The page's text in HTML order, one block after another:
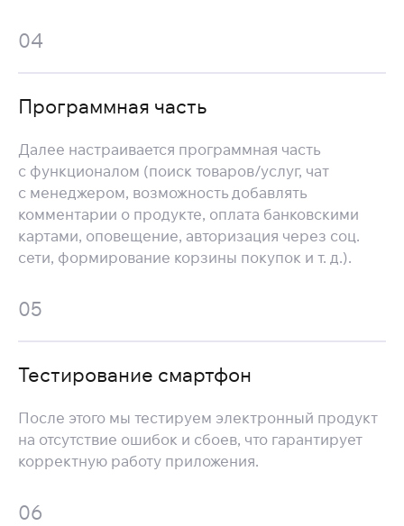
04
Программная часть
Далее настраивается программная часть
с функционалом (поиск товаров/услуг, чат
с менеджером, возможность добавлять
комментарии о продукте, оплата банковскими
картами, оповещение, авторизация через соц.
сети, формирование корзины покупок и т. д.).
05
Тестирование смартфон
После этого мы тестируем электронный продукт
на отсутствие ошибок и сбоев, что гарантирует
корректную работу приложения.
06